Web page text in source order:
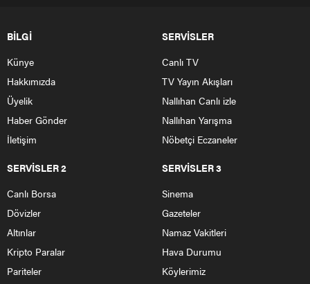
BİLGİ
Künye
Hakkımızda
Üyelik
Haber Gönder
İletişim
SERVİSLER
Canlı TV
TV Yayın Akışları
Nallıhan Canlı izle
Nallıhan Yarışma
Nöbetçi Eczaneler
SERVİSLER 2
Canlı Borsa
Dövizler
Altınlar
Kripto Paralar
Pariteler
SERVİSLER 3
Sinema
Gazeteler
Namaz Vakitleri
Hava Durumu
Köylerimiz